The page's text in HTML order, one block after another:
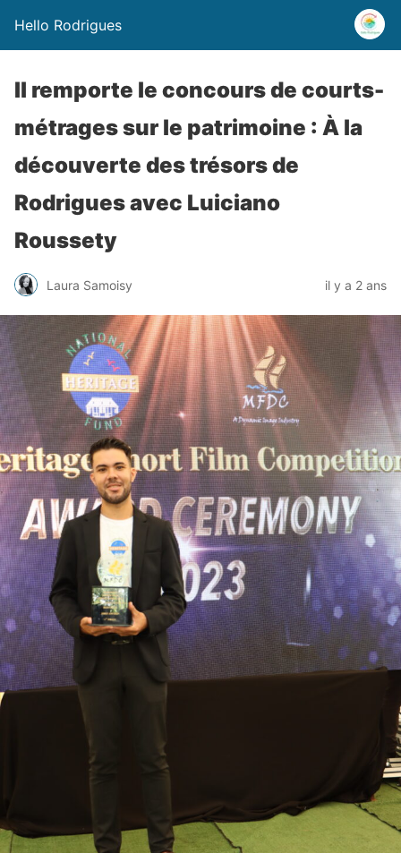
Hello Rodrigues
Il remporte le concours de courts-
métrages sur le patrimoine : À la
découverte des trésors de
Rodrigues avec Luiciano
Roussety
Laura Samoisy il y a 2 ans